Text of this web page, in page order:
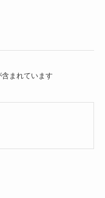
まれています